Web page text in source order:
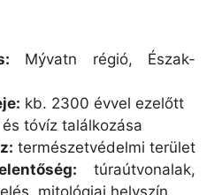
Mývatn régió, Észak-
kb. 2300 évvel ezelőtt
tóvíz találkozása
természetvédelmi terület
túraútvonalak,
mitológiai helyszín